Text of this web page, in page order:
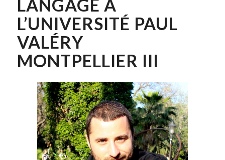
LANGAGE À
L’UNIVERSITÉ PAUL
VALÉRY
MONTPELLIER III